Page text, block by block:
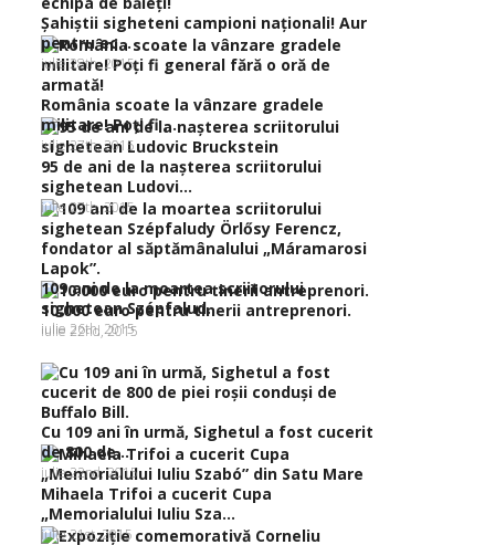
Şahiştii sigheteni campioni naţionali! Aur
pentru ec...
iulie 28th, 2015
România scoate la vânzare gradele
militare! Poţi fi ...
iulie 27th, 2015
95 de ani de la naşterea scriitorului
sighetean Ludovi...
iulie 27th, 2015
109 ani de la moartea scriitorului
sighetean Szépfalud...
iulie 26th, 2015
10.000 euro pentru tinerii antreprenori.
iulie 22nd, 2015
Cu 109 ani în urmă, Sighetul a fost cucerit
de 800 de...
iulie 22nd, 2015
Mihaela Trifoi a cucerit Cupa
„Memorialului Iuliu Sza...
iulie 21st, 2015